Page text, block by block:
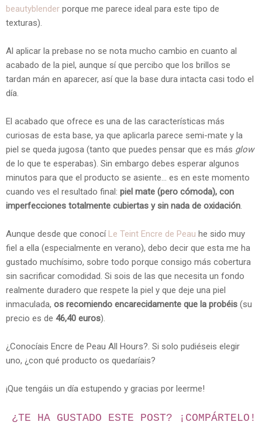
beautyblender porque me parece ideal para este tipo de
texturas).
Al aplicar la prebase no se nota mucho cambio en cuanto al
acabado de la piel, aunque sí que percibo que los brillos se
tardan mán en aparecer, así que la base dura intacta casi todo el
día.
El acabado que ofrece es una de las características más
curiosas de esta base, ya que aplicarla parece semi-mate y la
piel se queda jugosa (tanto que puedes pensar que es más glow
de lo que te esperabas). Sin embargo debes esperar algunos
minutos para que el producto se asiente... es en este momento
cuando ves el resultado final: piel mate (pero cómoda), con
imperfecciones totalmente cubiertas y sin nada de oxidación.
Aunque desde que conocí Le Teint Encre de Peau he sido muy
fiel a ella (especialmente en verano), debo decir que esta me ha
gustado muchísimo, sobre todo porque consigo más cobertura
sin sacrificar comodidad. Si sois de las que necesita un fondo
realmente duradero que respete la piel y que deje una piel
inmaculada, os recomiendo encarecidamente que la probéis (su
precio es de 46,40 euros).
¿Conocíais Encre de Peau All Hours?. Si solo pudiéseis elegir
uno, ¿con qué producto os quedaríais?
¡Que tengáis un día estupendo y gracias por leerme!
¿TE HA GUSTADO ESTE POST? ¡ COMPÁRTELO!